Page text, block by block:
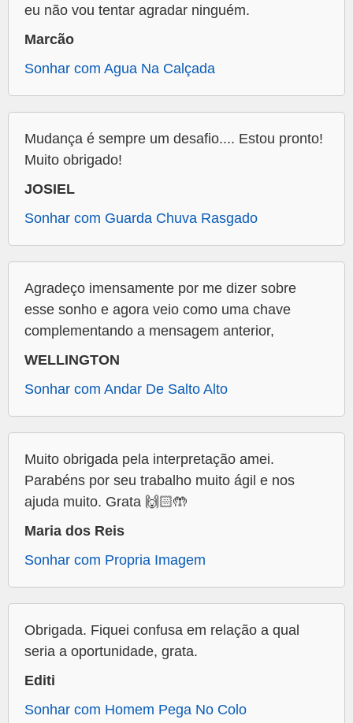
eu não vou tentar agradar ninguém.
Marcão
Sonhar com Agua Na Calçada
Mudança é sempre um desafio.... Estou pronto!
Muito obrigado!
JOSIEL
Sonhar com Guarda Chuva Rasgado
Agradeço imensamente por me dizer sobre
esse sonho e agora veio como uma chave
complementando a mensagem anterior,
WELLINGTON
Sonhar com Andar De Salto Alto
Muito obrigada pela interpretação amei.
Parabéns por seu trabalho muito ágil e nos
ajuda muito. Grata 🙌🏻🤲
Maria dos Reis
Sonhar com Propria Imagem
Obrigada. Fiquei confusa em relação a qual
seria a oportunidade, grata.
Editi
Sonhar com Homem Pega No Colo